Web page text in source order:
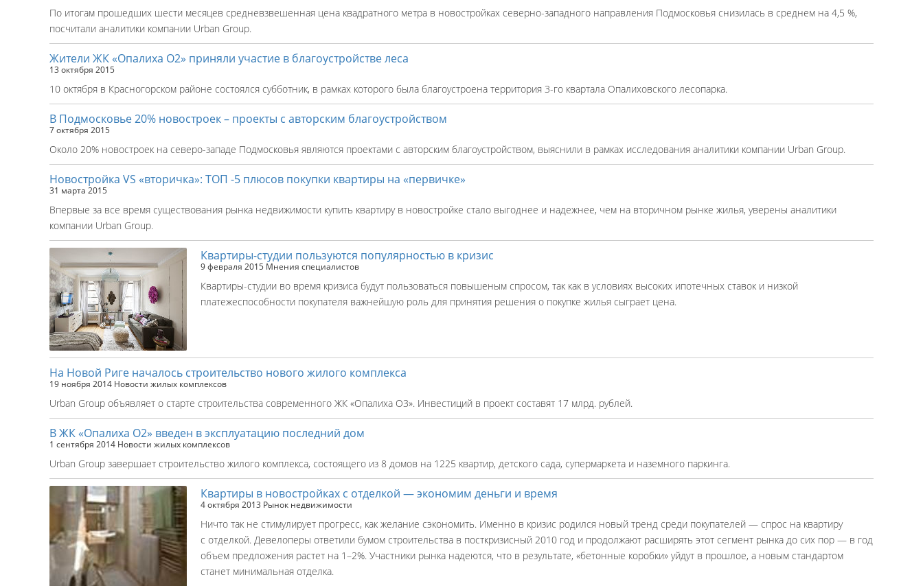
По итогам прошедших шести месяцев средневзвешенная цена квадратного метра в новостройках северно-западного направления Подмосковья снизилась в среднем на 4,5 %,
посчитали аналитики компании Urban Group.
Жители ЖК «Опалиха О2» приняли участие в благоустройстве леса
13 октября 2015
10 октября в Красногорском районе состоялся субботник, в рамках которого была благоустроена территория 3-го квартала Опалиховского лесопарка.
В Подмосковье 20% новостроек – проекты с авторским благоустройством
7 октября 2015
Около 20% новостроек на северо-западе Подмосковья являются проектами с авторским благоустройством, выяснили в рамках исследования аналитики компании Urban Group.
Новостройка VS «вторичка»: ТОП -5 плюсов покупки квартиры на «первичке»
31 марта 2015
Впервые за все время существования рынка недвижимости купить квартиру в новостройке стало выгоднее и надежнее, чем на вторичном рынке жилья, уверены аналитики
компании Urban Group.
Квартиры-студии пользуются популярностью в кризис
9 февраля 2015 Мнения специалистов
Квартиры-студии во время кризиса будут пользоваться повышеным спросом, так как в условиях высоких ипотечных ставок и низкой
платежеспособности покупателя важнейшую роль для принятия решения о покупке жилья сыграет цена.
На Новой Риге началось строительство нового жилого комплекса
19 ноября 2014 Новости жилых комплексов
Urban Group объявляет о старте строительства современного ЖК «Опалиха О3». Инвестиций в проект составят 17 млрд. рублей.
В ЖК «Опалиха О2» введен в эксплуатацию последний дом
1 сентября 2014 Новости жилых комплексов
Urban Group завершает строительство жилого комплекса, состоящего из 8 домов на 1225 квартир, детского сада, супермаркета и наземного паркинга.
Квартиры в новостройках с отделкой — экономим деньги и время
4 октября 2013 Рынок недвижимости
Ничто так не стимулирует прогресс, как желание сэкономить. Именно в кризис родился новый тренд среди покупателей — спрос на квартиру
с отделкой. Девелоперы ответили бумом строительства в посткризисный 2010 год и продолжают расширять этот сегмент рынка до сих пор — в год
объем предложения растет на 1–2%. Участники рынка надеются, что в результате, «бетонные коробки» уйдут в прошлое, а новым стандартом
станет минимальная отделка.